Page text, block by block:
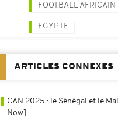
FOOTBALL AFRICAIN
EGYPTE
ARTICLES CONNEXES
CAN 2025 : le Sénégal et le
Now]